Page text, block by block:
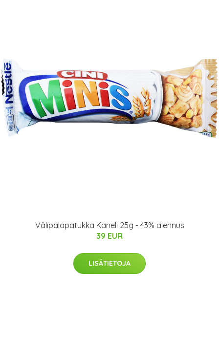
Välipalapatukka Kaneli 25g - 43% alennus
39 EUR
LISÄTIETOJA